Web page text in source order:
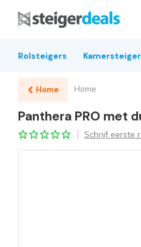
Rolsteigers
Home Home
Panthera PRO met
Schrijf eerste